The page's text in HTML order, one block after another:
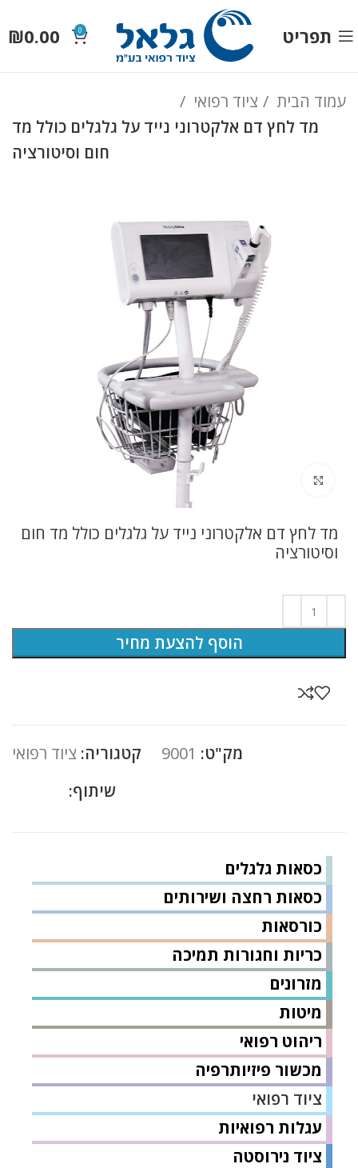
תפריט 0
₪0.00
עמוד הבית
ציוד רפואי
מד לחץ דם אלקטרוני נייד על גלגלים כולל מד
חום וסיטורציה
כסאות גלגלים
כסאות רחצה ושירותים
כורסאות
כריות וחגורות תמיכה
מזרונים
מיטות
ריהוט רפואי
מכשור פיזיותרפיה
ציוד רפואי
עגלות רפואיות
ציוד נירוסטה
מד לחץ דם אלקטרוני נייד על גלגלים כולל מד חום
וסיטורציה
הוסף להצעת מחיר
מק"ט: 9001 קטגוריה: ציוד רפואי
שיתוף: